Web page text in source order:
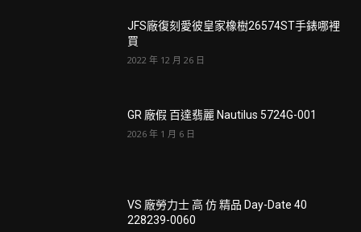
JFS廠復刻愛彼皇家橡樹26574ST手錶哪裡
買
2022 年 12 月 26 日
GR 廠假 百達翡麗 Nautilus 5724G-001
2026 年 1 月 6 日
VS 廠勞力士 高 仿 精品 Day-Date 40
228239-0060